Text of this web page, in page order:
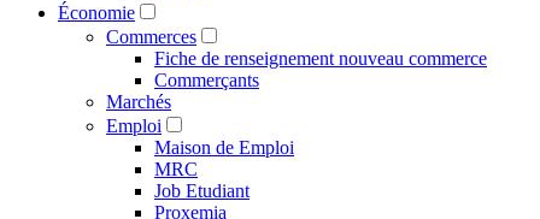
Économie
Commerces
Fiche de renseignement nouveau commerce
Commerçants
Marchés
Emploi
Maison de Emploi
MRC
Job Etudiant
Proxemia